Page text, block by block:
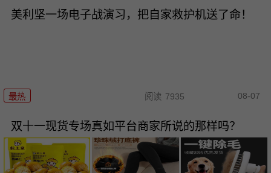
美利坚一场电子战演习，把自家救护机送了命！
最热 阅读 7935 08-07
双十一现货专场真如平台商家所说的那样吗？